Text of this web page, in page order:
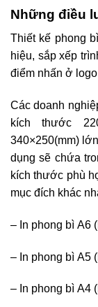
Những điều
Thiết kế phong
hiệu, sắp xếp
điểm nhấn ở
Các doanh
kích thước
340×250(mm)
dụng sẽ chứa
kích thước phù
mục đích khác
– In phong bì A6
– In phong bì A5
– In phong bì A4